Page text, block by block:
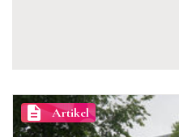
description Artikel